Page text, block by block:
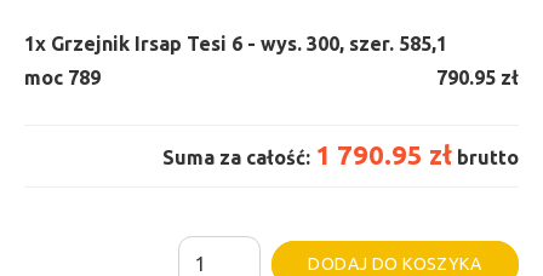
1x Grzejnik Irsap Tesi 6 - wys. 300, szer. 585,
moc 789
1
790.95 zł
Suma za całość: 1 790.95 zł brutto
ilość
DODAJ DO KOSZYKA